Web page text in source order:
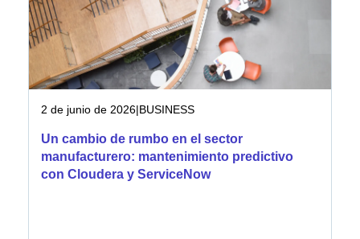
2 de junio de 2026|BUSINESS
Un cambio de rumbo en el sector
manufacturero: mantenimiento predictivo
con Cloudera y ServiceNow